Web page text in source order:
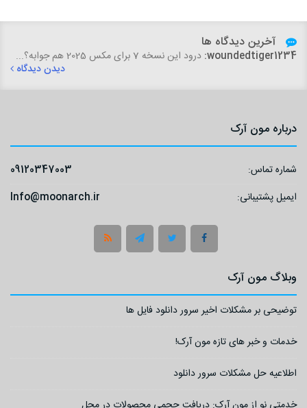
آخرین دیدگاه ها
woundedtiger1234: درود این نسخه 7 برای مکس 2025 هم جوابه؟...
دیدن دیدگاه
درباره مون آرک
شماره تماس:
09120347003
ایمیل پشتیبانی:
Info@moonarch.ir
وبلاگ مون آرک
توضیحی بر مشکلات اخیر سرور دانلود فایل ها
خدمات و خبر های تازه مون آرک!
اطلاعیه حل مشکلات سرور دانلود